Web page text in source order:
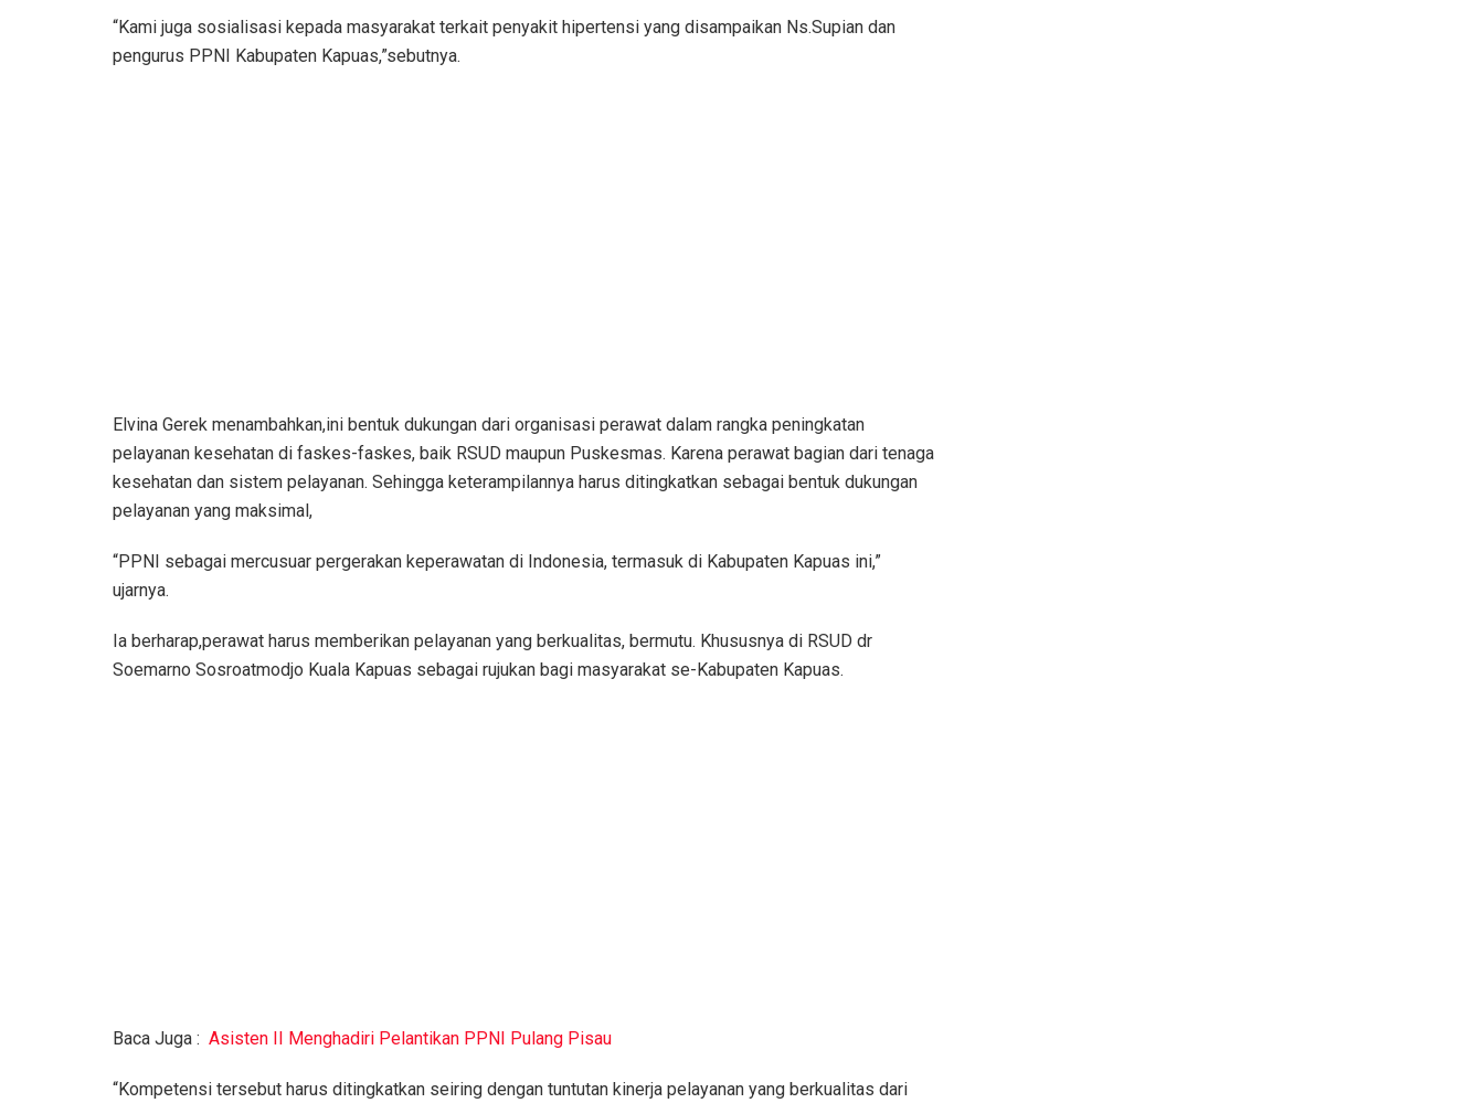
“Kami juga sosialisasi kepada masyarakat terkait penyakit hipertensi yang disampaikan Ns.Supian dan
pengurus PPNI Kabupaten Kapuas,”sebutnya.
Elvina Gerek menambahkan,ini bentuk dukungan dari organisasi perawat dalam rangka peningkatan
pelayanan kesehatan di faskes-faskes, baik RSUD maupun Puskesmas. Karena perawat bagian dari tenaga
kesehatan dan sistem pelayanan. Sehingga keterampilannya harus ditingkatkan sebagai bentuk dukungan
pelayanan yang maksimal,
“PPNI sebagai mercusuar pergerakan keperawatan di Indonesia, termasuk di Kabupaten Kapuas ini,”
ujarnya.
Ia berharap,perawat harus memberikan pelayanan yang berkualitas, bermutu. Khususnya di RSUD dr
Soemarno Sosroatmodjo Kuala Kapuas sebagai rujukan bagi masyarakat se-Kabupaten Kapuas.
Baca Juga : Asisten II Menghadiri Pelantikan PPNI Pulang Pisau
“Kompetensi tersebut harus ditingkatkan seiring dengan tuntutan kinerja pelayanan yang berkualitas dari